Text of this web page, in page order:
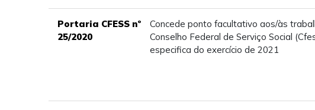
Portaria CFESS nº
25/2020
Concede ponto facultativo aos/às
Conselho Federal de Serviço Social
especifica do exercício de 2021